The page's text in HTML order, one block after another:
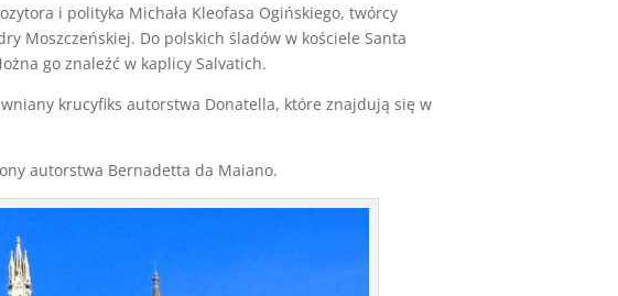
i polityka Michała Kleofasa Ogińskiego, twórcy
Moszczeńskiej. Do polskich śladów w kościele Santa
go znaleźć w kaplicy Salvatich.
krucyfiks autorstwa Donatella, które znajdują się w
autorstwa Bernadetta da Maiano.